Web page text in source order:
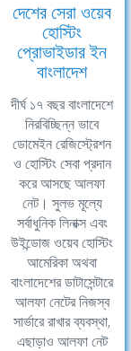
দেশের সেরা ওয়েব
হোস্টিং
প্রোভাইডার ইন
বাংলাদেশ
দীর্ঘ ১৭ বছর বাংলাদেশে
নিরবিচ্ছিন্ন ভাবে
ডোমেইন রেজিস্ট্রেশন
ও হোস্টিং সেবা প্রদান
করে আসছে আলফা
নেট। সুলভ মূল্যে
সর্বাধুনিক লিনাক্স এবং
উইন্ডোজ ওয়েব হোস্টিং
আমেরিকা অথবা
বাংলাদেশের ডাটাসেন্টারে
আলফা নেটের নিজস্ব
সার্ভারে রাখার ব্যবস্থা,
এছাড়াও আলফা নেট